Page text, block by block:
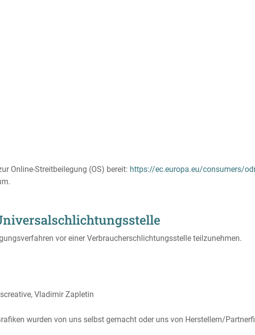
Online-Streitbeilegung (OS) bereit: https://ec.europa.eu/consumers/
vor einer Verbraucherschlichtungsstelle teilzunehmen.
Vladimir Zapletin
wurden von uns selbst gemacht oder uns von Herstellern/